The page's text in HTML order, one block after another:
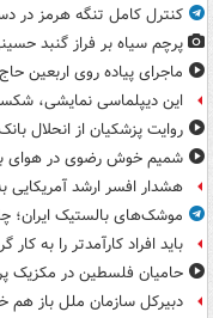
کنترل کامل تنگه هرمز در
پرچم سیاه بر فراز گنبد
ماجرای پیاده روی اربعین
این دیپلماسی نمایشی،
روایت پزشکیان از انحلال
شمیم خوش رضوی در هوای
هشدار افسر ارشد آمریکایی
موشک‌های بالستیک ایران؛
باید افراد کارآمدتر را به کار
حامیان فلسطین در مکزیک
دبیرکل سازمان ملل باز هم